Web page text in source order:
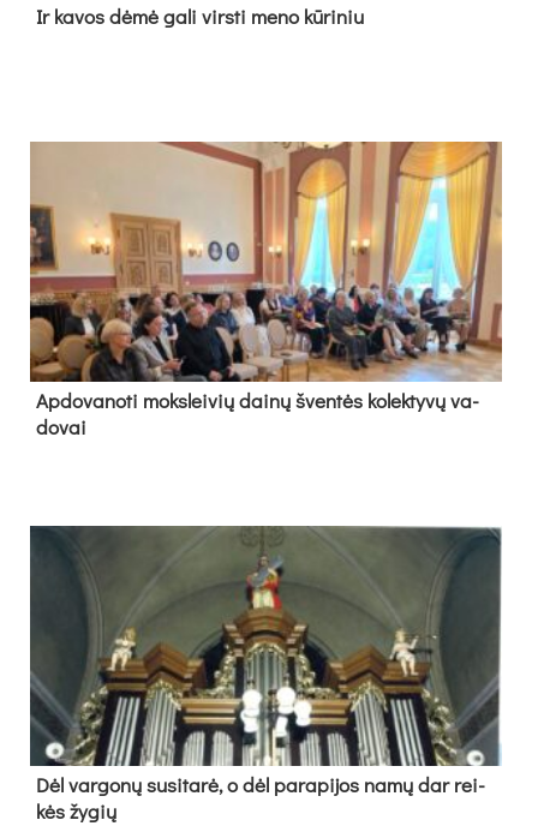
Ir ka­vos dė­mė ga­li virs­ti me­no kū­ri­niu
Ap­do­va­no­ti moks­lei­vių dai­nų šven­tės ko­lek­ty­vų va­
do­vai
Dėl var­go­nų su­si­ta­rė, o dėl pa­ra­pi­jos na­mų dar rei­
kės žy­gių